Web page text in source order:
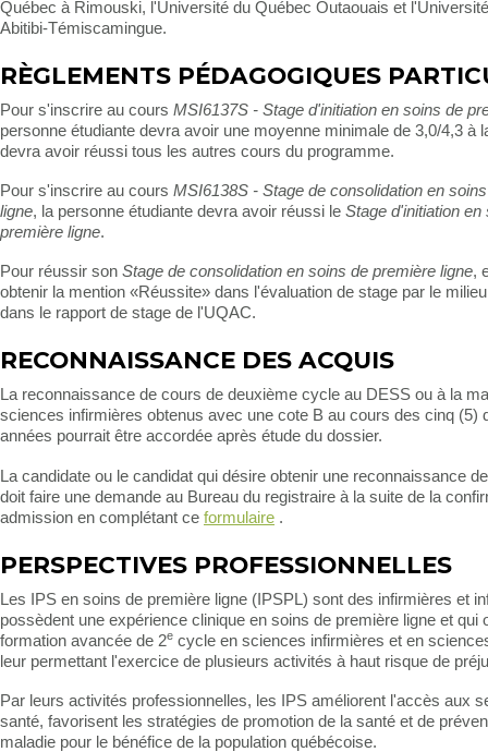
Québec à Rimouski, l'Université du Québec Outaouais et
Abitibi-Témiscamingue.
RÈGLEMENTS PÉDAGOGIQUES
Pour s'inscrire au cours MSI6137S - Stage d'initiation en soins de
personne étudiante devra avoir une moyenne minimale de 3,0/4,3 à
devra avoir réussi tous les autres cours du programme.
Pour s'inscrire au cours MSI6138S - Stage de consolidation en
ligne, la personne étudiante devra avoir réussi le Stage d'initiation en
première ligne.
Pour réussir son Stage de consolidation en soins de première ligne,
obtenir la mention «Réussite» dans l'évaluation de stage par le
dans le rapport de stage de l'UQAC.
RECONNAISSANCE DES ACQUIS
La reconnaissance de cours de deuxième cycle au DESS ou à la
sciences infirmières obtenus avec une cote B au cours des cinq (5)
années pourrait être accordée après étude du dossier.
La candidate ou le candidat qui désire obtenir une reconnaissance
doit faire une demande au Bureau du registraire à la suite de la
admission en complétant ce formulaire .
PERSPECTIVES PROFESSIONNELLES
Les IPS en soins de première ligne (IPSPL) sont des infirmières et
possèdent une expérience clinique en soins de première ligne et qui
formation avancée de 2e cycle en sciences infirmières et en
leur permettant l'exercice de plusieurs activités à haut risque de
Par leurs activités professionnelles, les IPS améliorent l'accès aux
santé, favorisent les stratégies de promotion de la santé et de
maladie pour le bénéfice de la population québécoise.